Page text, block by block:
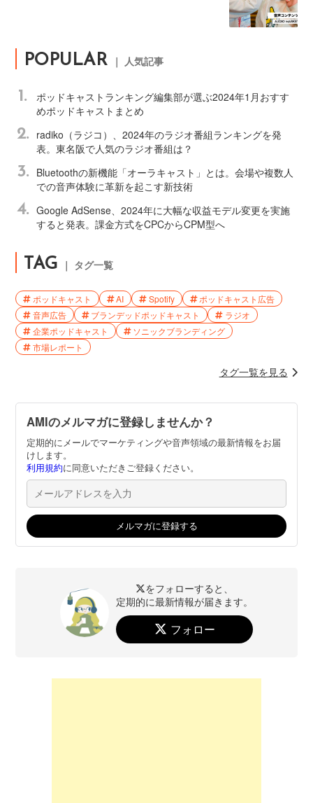
POPULAR ｜ 人気記事
1.
ポッドキャストランキング編集部が選ぶ2024年1月おすす
めポッドキャストまとめ
2.
radiko（ラジコ）、2024年のラジオ番組ランキングを発
表。東名阪で人気のラジオ番組は？
3.
Bluetoothの新機能「オーラキャスト」とは。会場や複数人
での音声体験に革新を起こす新技術
4. Google AdSense、2024年に大幅な収益モデル変更を実施
すると発表。課金方式をCPCからCPM型へ
TAG ｜ タグ一覧
ポッドキャスト AI Spotify
ポッドキャスト広告
音声広告
ブランデッドポッドキャスト
ラジオ
企業ポッドキャスト
ソニックブランディング
市場レポート
タグ一覧を見る
AMIのメルマガに登録しませんか？
定期的にメールでマーケティングや音声領域の最新情報をお届
けします。
利用規約に同意いただきご登録ください。
をフォローすると、
定期的に最新情報が届きます。
フォロー